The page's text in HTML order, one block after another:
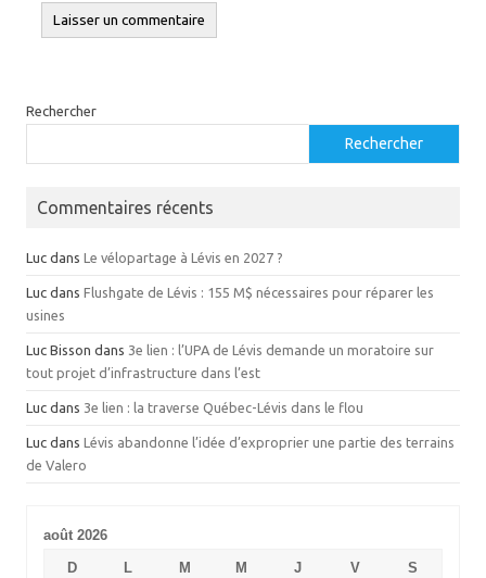
Rechercher
Rechercher
Commentaires récents
Luc dans Le vélopartage à Lévis en 2027 ?
Luc dans Flushgate de Lévis : 155 M$ nécessaires pour réparer les
usines
Luc Bisson dans 3e lien : l’UPA de Lévis demande un moratoire sur
tout projet d’infrastructure dans l’est
Luc dans 3e lien : la traverse Québec-Lévis dans le flou
Luc dans Lévis abandonne l’idée d’exproprier une partie des terrains
de Valero
août 2026
D
L M M J V
S